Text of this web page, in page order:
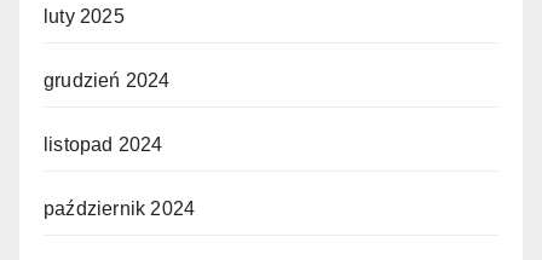
luty 2025
grudzień 2024
listopad 2024
październik 2024